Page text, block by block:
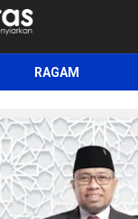
RAGAM